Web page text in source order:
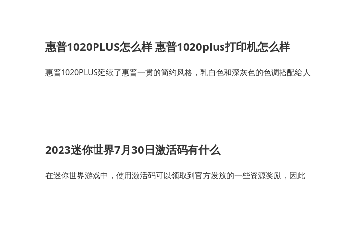
惠普1020PLUS怎么样 惠普1020plus打印机怎么样
惠普1020PLUS延续了惠普一贯的简约风格，乳白色和深灰色的色调搭配给人
2023迷你世界7月30日激活码有什么
在迷你世界游戏中，使用激活码可以领取到官方发放的一些资源奖励，因此